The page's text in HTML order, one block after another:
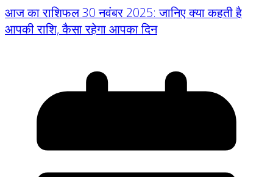
आज का राशिफल 30 नवंबर 2025: जानिए क्या कहती है
आपकी राशि, कैसा रहेगा आपका दिन